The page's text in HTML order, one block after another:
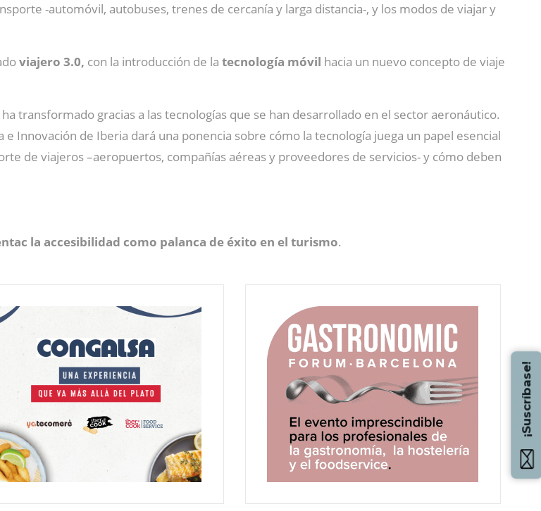
-automóvil, autobuses, trenes de cercanía y larga distancia-, y los modos de viajar y
viajero 3.0, con la introducción de la tecnología móvil hacia un nuevo concepto de viaje
ha transformado gracias a las tecnologías que se han desarrollado en el sector aeronáutico.
Innovación de Iberia dará una ponencia sobre cómo la tecnología juega un papel esencial
de viajeros –aeropuertos, compañías aéreas y proveedores de servicios- y cómo deben
la accesibilidad como palanca de éxito en el turismo.
¡Suscríbase!